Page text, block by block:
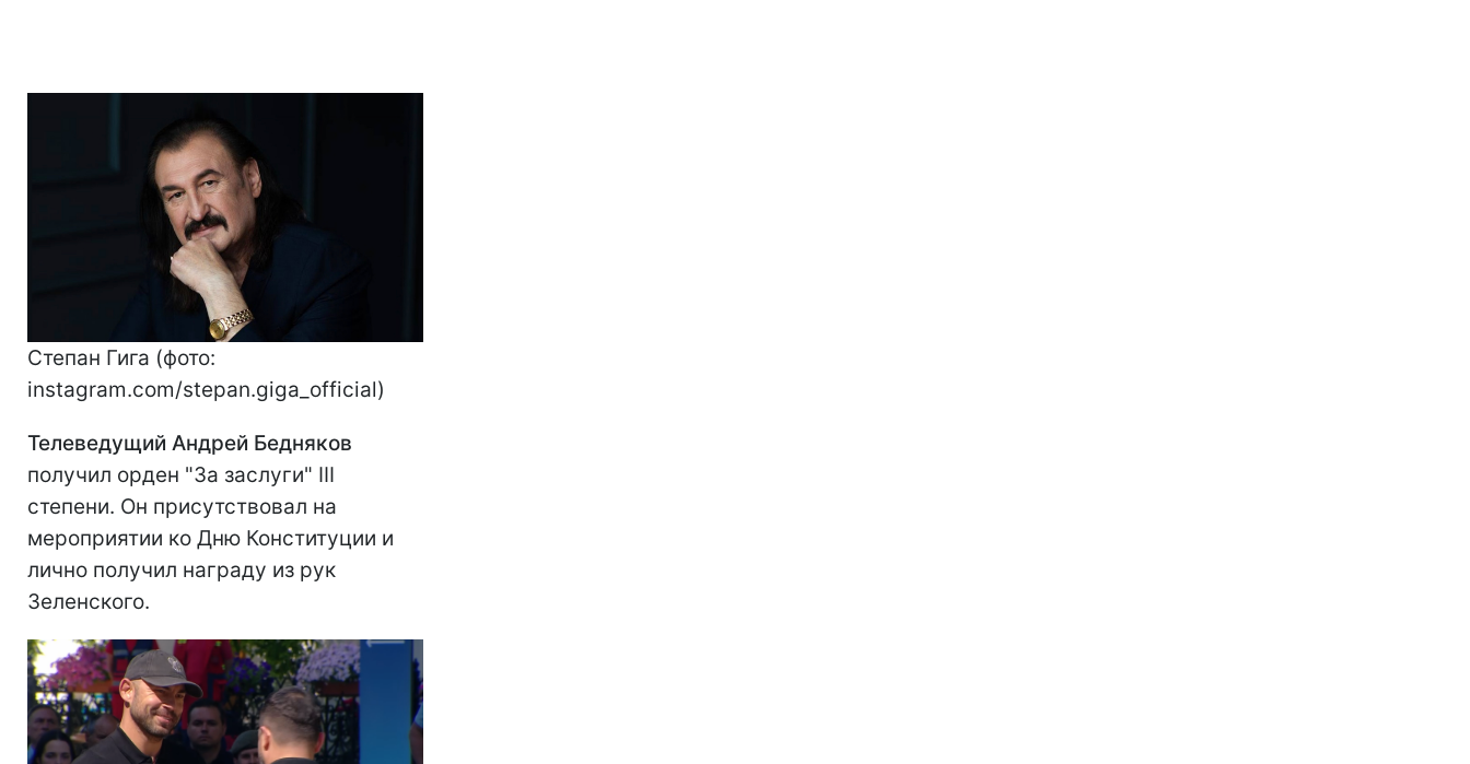
Степан Гига (фото:
instagram.com/stepan.giga_official)
Телеведущий Андрей Бедняков
получил орден "За заслуги" III
степени. Он присутствовал на
мероприятии ко Дню Конституции и
лично получил награду из рук
Зеленского.